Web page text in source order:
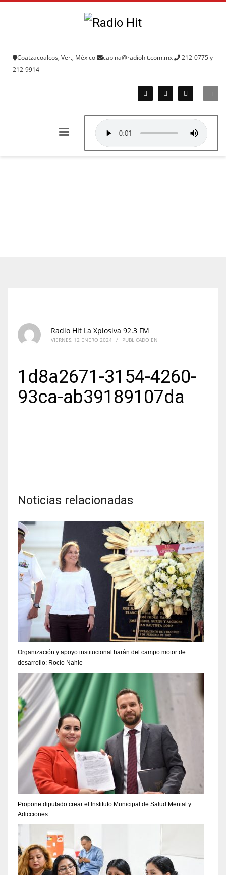
Coatzacoalcos, Ver., México cabina@radiohit.com.mx
212-0775 y
212-9914
Radio Hit La Xplosiva 92.3 FM
VIERNES, 12 ENERO 2024 / PUBLICADO EN
1d8a2671-3154-4260-
93ca-ab39189107da
Noticias relacionadas
Organización y apoyo institucional harán del campo motor de
desarrollo: Rocío Nahle
Propone diputado crear el Instituto Municipal de Salud Mental y
Adicciones